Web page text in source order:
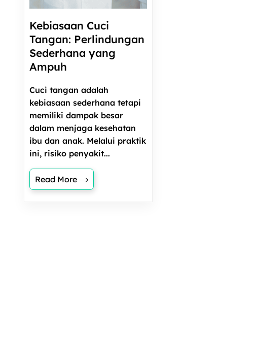
Kebiasaan Cuci
Tangan: Perlindungan
Sederhana yang
Ampuh
Cuci tangan adalah
kebiasaan sederhana tetapi
memiliki dampak besar
dalam menjaga kesehatan
ibu dan anak. Melalui praktik
ini, risiko penyakit...
Read More